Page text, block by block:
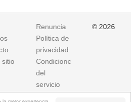
sitio
Renuncia
Política de
privacidad
Condiciones
del
servicio
© 2026